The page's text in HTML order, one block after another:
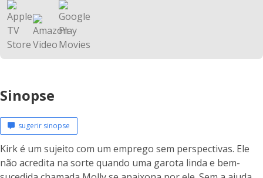
Sinopse
sugerir sinopse
Kirk é um sujeito com um emprego sem perspectivas. Ele
não acredita na sorte quando uma garota linda e bem-